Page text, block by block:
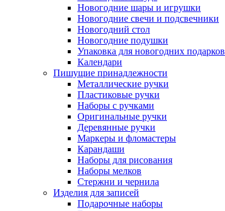
Новогодние шары и игрушки
Новогодние свечи и подсвечники
Новогодний стол
Новогодние подушки
Упаковка для новогодних подарков
Календари
Пишущие принадлежности
Металлические ручки
Пластиковые ручки
Наборы с ручками
Оригинальные ручки
Деревянные ручки
Маркеры и фломастеры
Карандаши
Наборы для рисования
Наборы мелков
Стержни и чернила
Изделия для записей
Подарочные наборы